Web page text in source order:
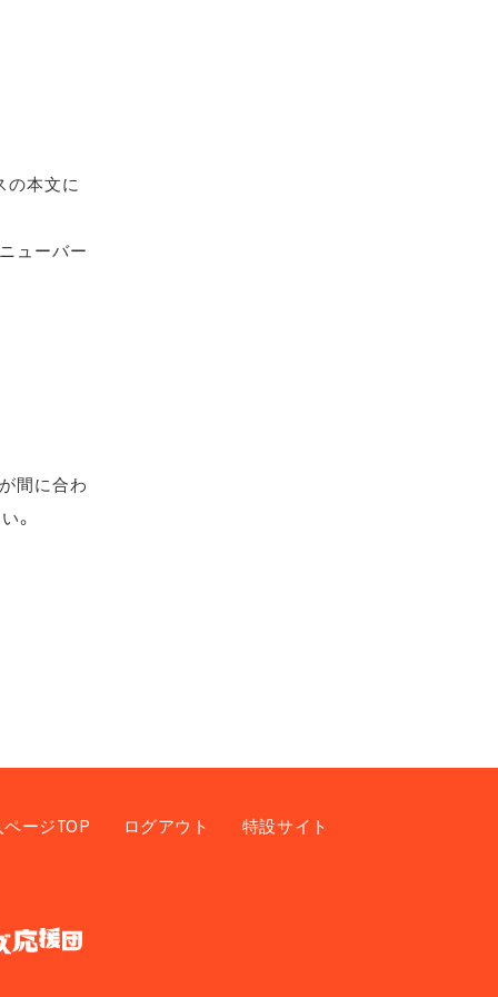
の本文に
ューバー
間に合わ
。
ージTOP ログアウト 特設サイト